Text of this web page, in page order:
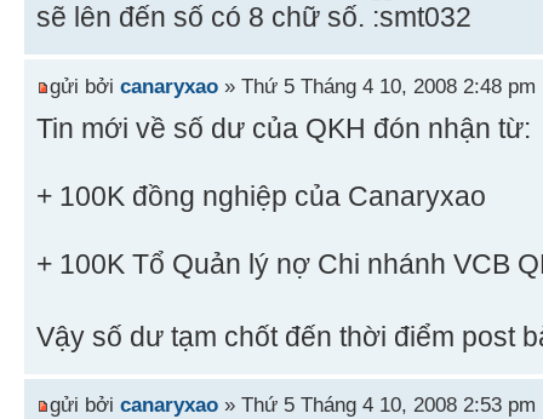
sẽ lên đến số có 8 chữ số.
gửi bởi canaryxao » Thứ 5 Tháng 4 10, 2008 2:48 pm
Tin mới về số dư của QKH đón nhận từ:
+ 100K đồng nghiệp của Canaryxao
+ 100K Tổ Quản lý nợ Chi nhánh VCB
Vậy số dư tạm chốt đến thời điểm post
gửi bởi canaryxao » Thứ 5 Tháng 4 10, 2008 2:53 pm